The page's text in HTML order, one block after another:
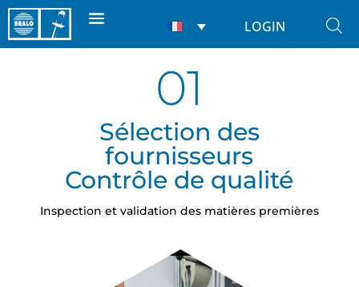
LOGIN
01
Sélection des
fournisseurs
Contrôle de qualité
Inspection et validation des matières premières